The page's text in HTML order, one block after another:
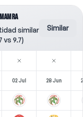
similar
vs 9.7)
Similar
02 Jul 28 Jun